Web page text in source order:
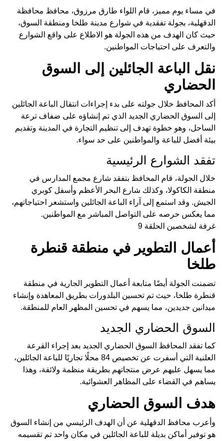
في مساء يوم مميز، قام اللواء طارق مرزوق، محافظ محافظة
الدقهلية، بجولة تفقدية في شوارع مدينة طلخا ومنطقة السوق،
حيث كان الهدف من هذه الجولة هو الاطلاع على واقع الشوارع
والتعرف على احتياجات المواطنين.
نقل الباعة الجائلين إلى السوق
الحضاري
أكد المحافظ خلال جولته على بدء إجراءات انتقال الباعة الجائلين
إلى السوق الحضاري الجديد الذي تم إنشاؤه على ضفاف ترعة
الساحل، وهو خطوة تهدف إلى تنظيم التجارة في المدينة وتقديم
بيئة أفضل للباعة والمواطنين على حد سواء.
تفقد الشوارع الرئيسية
خلال الجولة، قام المحافظ بتفقد شارع مجمع المدارس في
منطقة الكاكولا، وكذلك شارع البحر الأعظم وأسفل كوبري
الجيش. وقد استمع إلى آراء الباعة الجائلين واستشعر احتياجاتهم،
مما يعكس حرصه على التواصل المباشر مع المواطنين.
غرفة لشخصين الحلقة 9
أعمال التطوير في منطقة قنطرة
طلخا
تضمنت الجولة أيضًا متابعة أعمال التطوير الجارية في منطقة
قنطرة طلخا، حيث تم تحسين البلدورات بطريق المعاهدة وإنشاء
ميدانين جديدين، مما يسهم في تحسين المظهر العام للمنطقة.
السوق الحضاري الجديد
كما تفقد المحافظ السوق الحضاري الجديد بعد إجراء القرعة
العلنية التي أسفرت عن تخصيص 84 محلًا تجاريًا للباعة الجائلين،
مما يسهل عليهم عرض منتجاتهم بطريقة منظمة ولائقة، وهذا
يساهم في القضاء على المظاهر العشوائية.
هدف السوق الحضاري
وأعرب محافظ الدقهلية عن أن الهدف الرئيسي من إنشاء السوق
هو توفير أماكن بديلة للباعة الجائلين في مكان واحد تم تقسيمه